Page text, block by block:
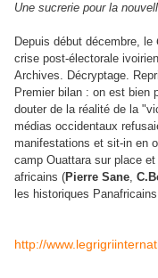
Une sucrerie pour la
Depuis début décembre, le
crise post-électorale
Archives. Décryptage.
Premier bilan : on est bien
douter de la réalité de la
médias occidentaux
manifestations et sit-in en
camp Ouattara sur place
africains (Pierre Sane,
les historiques
http://